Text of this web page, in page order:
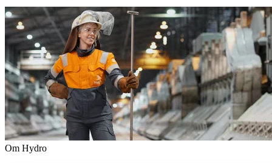
Om Hydro